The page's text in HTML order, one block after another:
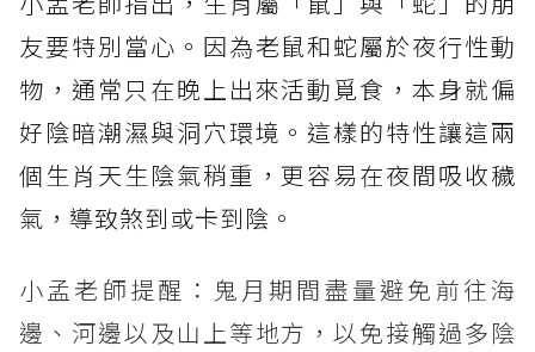
友要特別當心。因為老鼠和蛇屬於夜行性動
物，通常只在晚上出來活動覓食，本身就偏
好陰暗潮濕與洞穴環境。這樣的特性讓這兩
個生肖天生陰氣稍重，更容易在夜間吸收穢
氣，導致煞到或卡到陰。
小孟老師提醒：鬼月期間盡量避免前往海
邊、河邊以及山上等地方，以免接觸過多陰